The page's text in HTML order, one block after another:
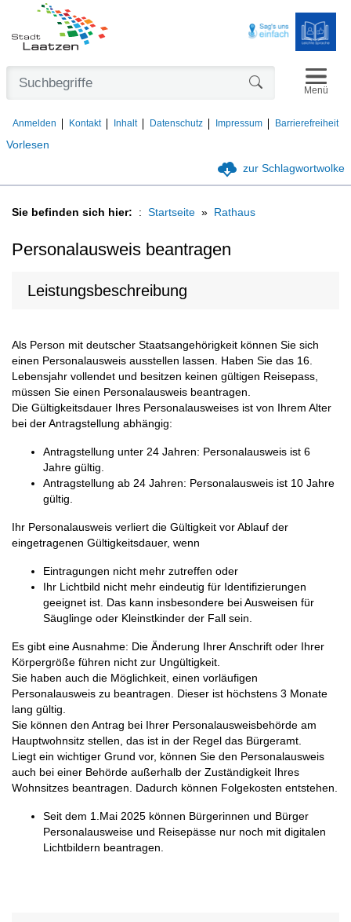
Vorlesen
Anmelden Kontakt Inhalt Datenschutz Impressum Barrierefreiheit
Menü
zur Schlagwortwolke
Sie befinden sich hier: Startseite Rathaus
Personalausweis beantragen
Leistungsbeschreibung
Als Person mit deutscher Staatsangehörigkeit können Sie sich
einen Personalausweis ausstellen lassen. Haben Sie das 16.
Lebensjahr vollendet und besitzen keinen gültigen Reisepass,
müssen Sie einen Personalausweis beantragen.
Die Gültigkeitsdauer Ihres Personalausweises ist von Ihrem Alter
bei der Antragstellung abhängig:
Antragstellung unter 24 Jahren: Personalausweis ist 6
Jahre gültig.
Antragstellung ab 24 Jahren: Personalausweis ist 10 Jahre
gültig.
Ihr Personalausweis verliert die Gültigkeit vor Ablauf der
eingetragenen Gültigkeitsdauer, wenn
Eintragungen nicht mehr zutreffen oder
Ihr Lichtbild nicht mehr eindeutig für Identifizierungen
geeignet ist. Das kann insbesondere bei Ausweisen für
Säuglinge oder Kleinstkinder der Fall sein.
Es gibt eine Ausnahme: Die Änderung Ihrer Anschrift oder Ihrer
Körpergröße führen nicht zur Ungültigkeit.
Sie haben auch die Möglichkeit, einen vorläufigen
Personalausweis zu beantragen. Dieser ist höchstens 3 Monate
lang gültig.
Sie können den Antrag bei Ihrer Personalausweisbehörde am
Hauptwohnsitz stellen, das ist in der Regel das Bürgeramt.
Liegt ein wichtiger Grund vor, können Sie den Personalausweis
auch bei einer Behörde außerhalb der Zuständigkeit Ihres
Wohnsitzes beantragen. Dadurch können Folgekosten entstehen.
Seit dem 1.Mai 2025 können Bürgerinnen und Bürger
Personalausweise und Reisepässe nur noch mit digitalen
Lichtbildern beantragen.